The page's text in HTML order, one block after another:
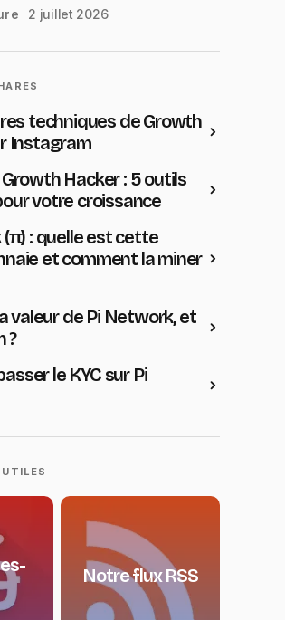
2 juillet 2026
techniques de Growth
Instagram
Hacker : 5 outils
votre croissance
: quelle est cette
et comment la miner
valeur de Pi Network, et
?
le KYC sur Pi
Notre flux RSS